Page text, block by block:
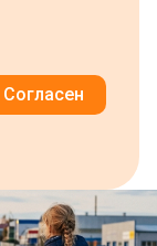
Согласен